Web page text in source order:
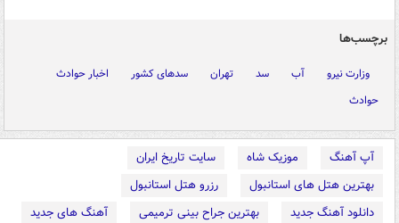
برچسب‌ها
وزارت نیرو آب سد تهران سدهای کشور
اخبار حوادث
حوادث
آپ آهنگ موزیک شاه
سایت تاریخ ایران
بهترین هتل های استانبول
رزرو هتل استانبول
دانلود آهنگ جدید
بهترین جراح بینی ترمیمی
آهنگ های جدید